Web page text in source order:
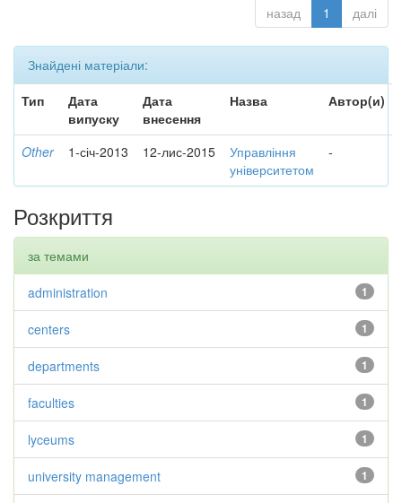
назад 1 далі
Знайдені матеріали:
Тип
Дата
випуску
Дата
внесення
Назва Автор(и)
Other 1-січ-2013 12-лис-2015
Управління
університетом
-
Розкриття
за темами
1
administration
1
centers
1
departments
1
faculties
1
lyceums
1
university management